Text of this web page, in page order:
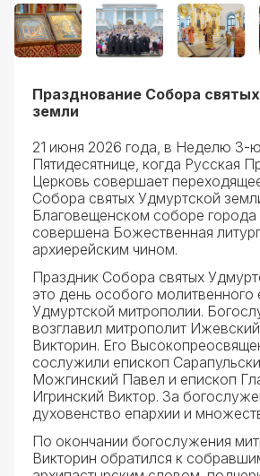
Празднование Собора
земли
21 июня 2026 года, в Неделю 3-
Пятидесятнице, когда Русская
Церковь совершает
Собора святых Удмуртской
Благовещенском соборе города
совершена Божественная
архиерейским чином.
Праздник Собора святых
это день особого молитвенного
Удмуртской митрополии.
возглавил митрополит
Викторин. Его
сослужили епископ
Можгинский Павел и епископ
Игринский Виктор. За
духовенство епархии и
По окончании богослужения
Викторин обратился к